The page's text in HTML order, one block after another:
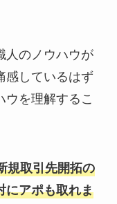
人のノウハウが
感しているはず
を理解するこ
規取引先開拓の
にアポも取れま